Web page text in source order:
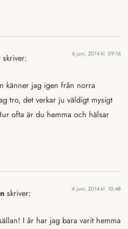
skriver: 6 juni, 2014 kl. 09:16
känner jag igen från norra
tro, det verkar ju väldigt mysigt
ofta är du hemma och hälsar
skriver: 6 juni, 2014 kl. 10:48
I år har jag bara varit hemma